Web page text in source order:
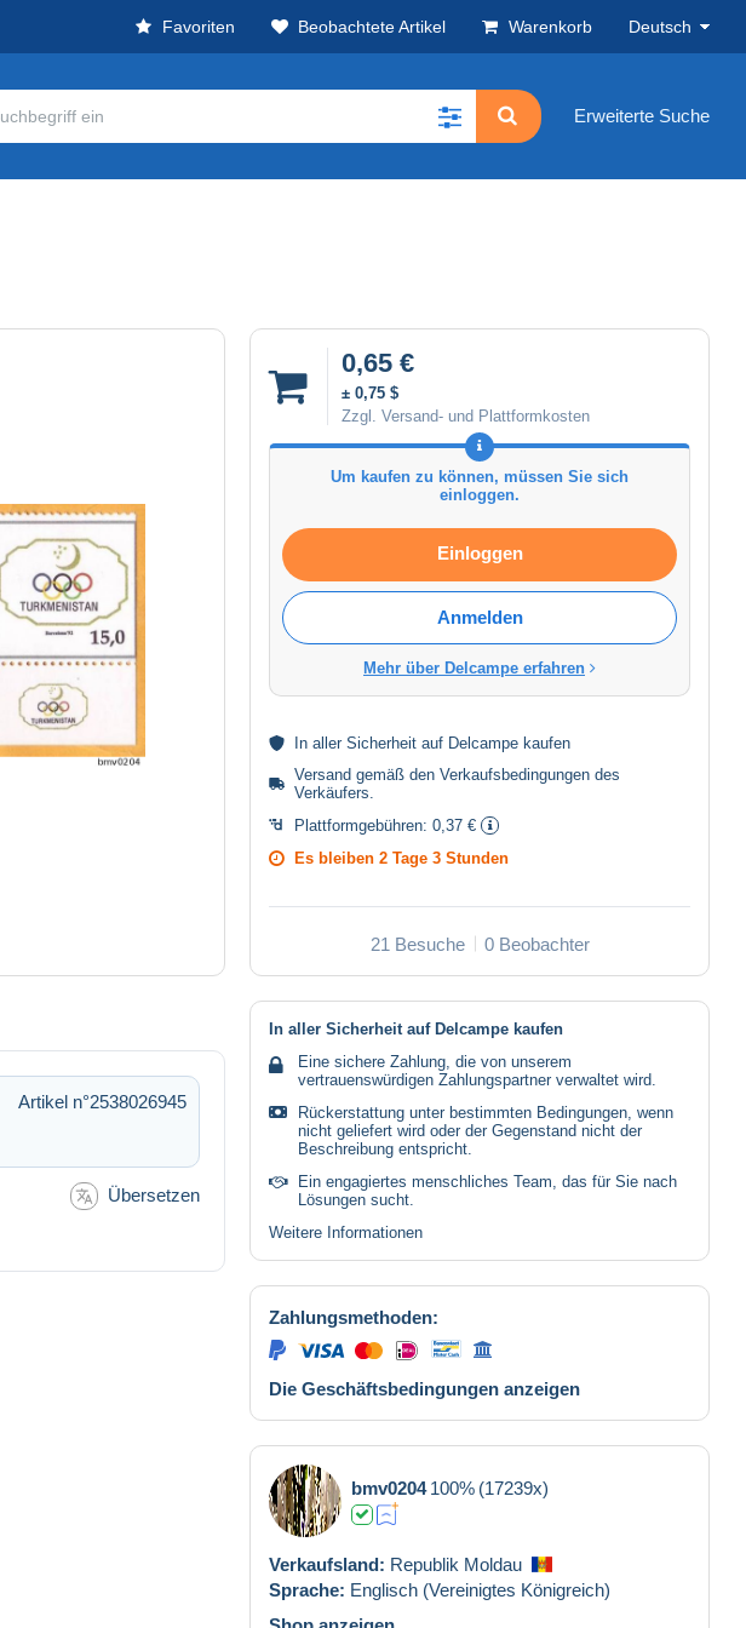
Favoriten Beobachtete Artikel Warenkorb Deutsch
Erweiterte Suche
0,65 €
± 0,75 $
Zzgl. Versand- und Plattformkosten
Um kaufen zu können, müssen Sie sich
einloggen.
Einloggen
Anmelden
Mehr über Delcampe erfahren
In aller Sicherheit auf Delcampe kaufen
Versand gemäß den Verkaufsbedingungen des
Verkäufers
Plattformgebühren: 0,37 €
Es bleiben 2 Tage 3 Stunden
21 Besuche 0 Beobachter
Artikel n°2538026945
Übersetzen
In aller Sicherheit auf Delcampe kaufen
Eine sichere Zahlung, die von unserem
vertrauenswürdigen Zahlungspartner verwaltet wird.
Rückerstattung unter bestimmten Bedingungen, wenn
nicht geliefert wird oder der Gegenstand nicht der
Beschreibung entspricht.
Ein engagiertes menschliches Team, das für Sie nach
Lösungen sucht.
Weitere Informationen
Zahlungsmethoden:
Die Geschäftsbedingungen anzeigen
bmv0204 100% (17239x)
Verkaufsland: Republik Moldau
Sprache: Englisch (Vereinigtes Königreich)